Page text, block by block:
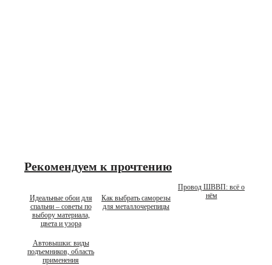
Рекомендуем к прочтению
Идеальные обои для
спальни – советы по
выбору материала,
цвета и узора
Как выбрать саморезы
для металлочерепицы
Провод ШВВП: всё о
нём
Автовышки: виды
подъемников, область
применения